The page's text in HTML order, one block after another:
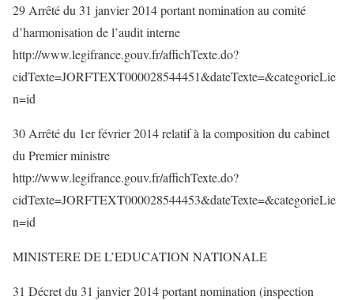
29 Arrêté du 31 janvier 2014 portant nomination au comité
d’harmonisation de l’audit interne
http://www.legifrance.gouv.fr/affichTexte.do?
cidTexte=JORFTEXT000028544451&dateTexte=&categorieLie
n=id
30 Arrêté du 1er février 2014 relatif à la composition du cabinet
du Premier ministre
http://www.legifrance.gouv.fr/affichTexte.do?
cidTexte=JORFTEXT000028544453&dateTexte=&categorieLie
n=id
MINISTERE DE L’EDUCATION NATIONALE
31 Décret du 31 janvier 2014 portant nomination (inspection